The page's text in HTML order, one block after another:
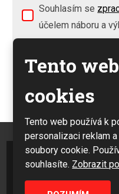
Souhlasím se
účelem náboru a
Formulář
se
nepodařilo
odeslat.
© 2026 ORT Nový Bydžov,
Tento
cookies
Tento web používá k
personalizaci reklam
soubory cookie.
souhlasíte. Zobrazit